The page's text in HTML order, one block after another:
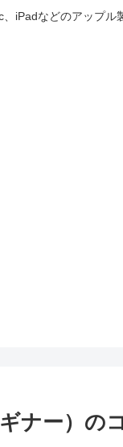
iPadなどのアップル
ナー）の